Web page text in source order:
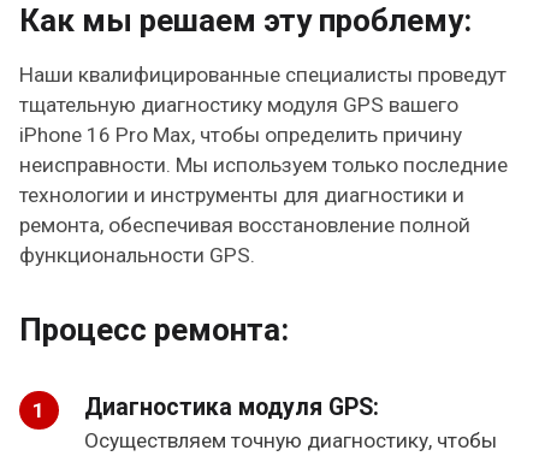
Как мы решаем эту проблему:
Наши квалифицированные специалисты проведут
тщательную диагностику модуля GPS вашего
iPhone 16 Pro Max, чтобы определить причину
неисправности. Мы используем только последние
технологии и инструменты для диагностики и
ремонта, обеспечивая восстановление полной
функциональности GPS.
Процесс ремонта:
Диагностика модуля GPS:
Осуществляем точную диагностику, чтобы